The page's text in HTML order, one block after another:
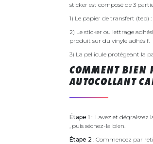
sticker est composé de 3
1) Le papier de transfert (tep)
2) Le sticker ou lettrage
produit sur du vinyle adhésif.
3) La pellicule protégeant la
COMMENT BIEN
AUTOCOLLANT
Étape 1 : Lavez et dégraissez
, puis séchez-la bien.
Étape 2 : Commencez par